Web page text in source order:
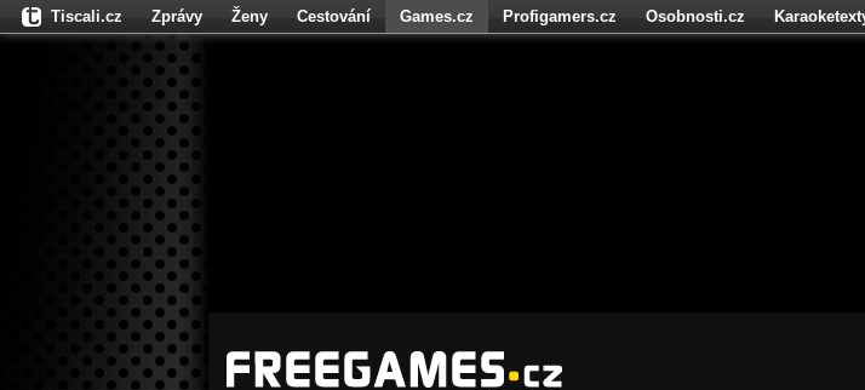
Tiscali.cz Zprávy Ženy Cestování Games.cz Profigamers.cz Osobnosti.cz
Fights.cz